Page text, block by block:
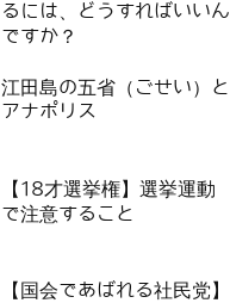
るには、どうすればいいん
ですか？
江田島の五省（ごせい）と
アナポリス
【18才選挙権】選挙運動
で注意すること
【国会であばれる社民党】